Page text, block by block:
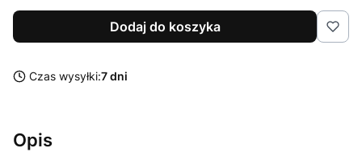
Dodaj do koszyka
Czas wysyłki:7 dni
Opis